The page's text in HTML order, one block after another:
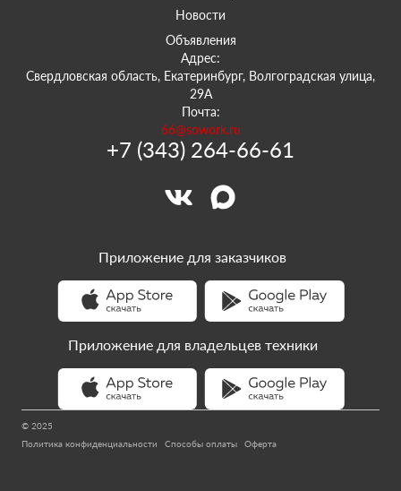
Новости
Объявления
Адрес:
Свердловская область, Екатеринбург, Волгоградская улица,
29А
Почта:
66@sowork.ru
+7 (343) 264-66-61
© 2025
Политика конфиденциальности
Способы оплаты Оферта
Приложение для заказчиков
Приложение для владельцев техники